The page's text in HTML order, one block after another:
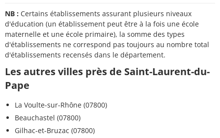
NB : Certains établissements assurant plusieurs niveaux
d'éducation (un établissement peut être à la fois une école
maternelle et une école primaire), la somme des types
d'établissements ne correspond pas toujours au nombre total
d'établissements recensés dans le département.
Les autres villes près de Saint-Laurent-du-
Pape
La Voulte-sur-Rhône (07800)
Beauchastel (07800)
Gilhac-et-Bruzac (07800)